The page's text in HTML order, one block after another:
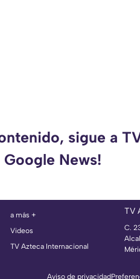
sigue a
Google News!
a más +
Videos
TV Azteca Internacional
TV
C.
Aviso de privacidad